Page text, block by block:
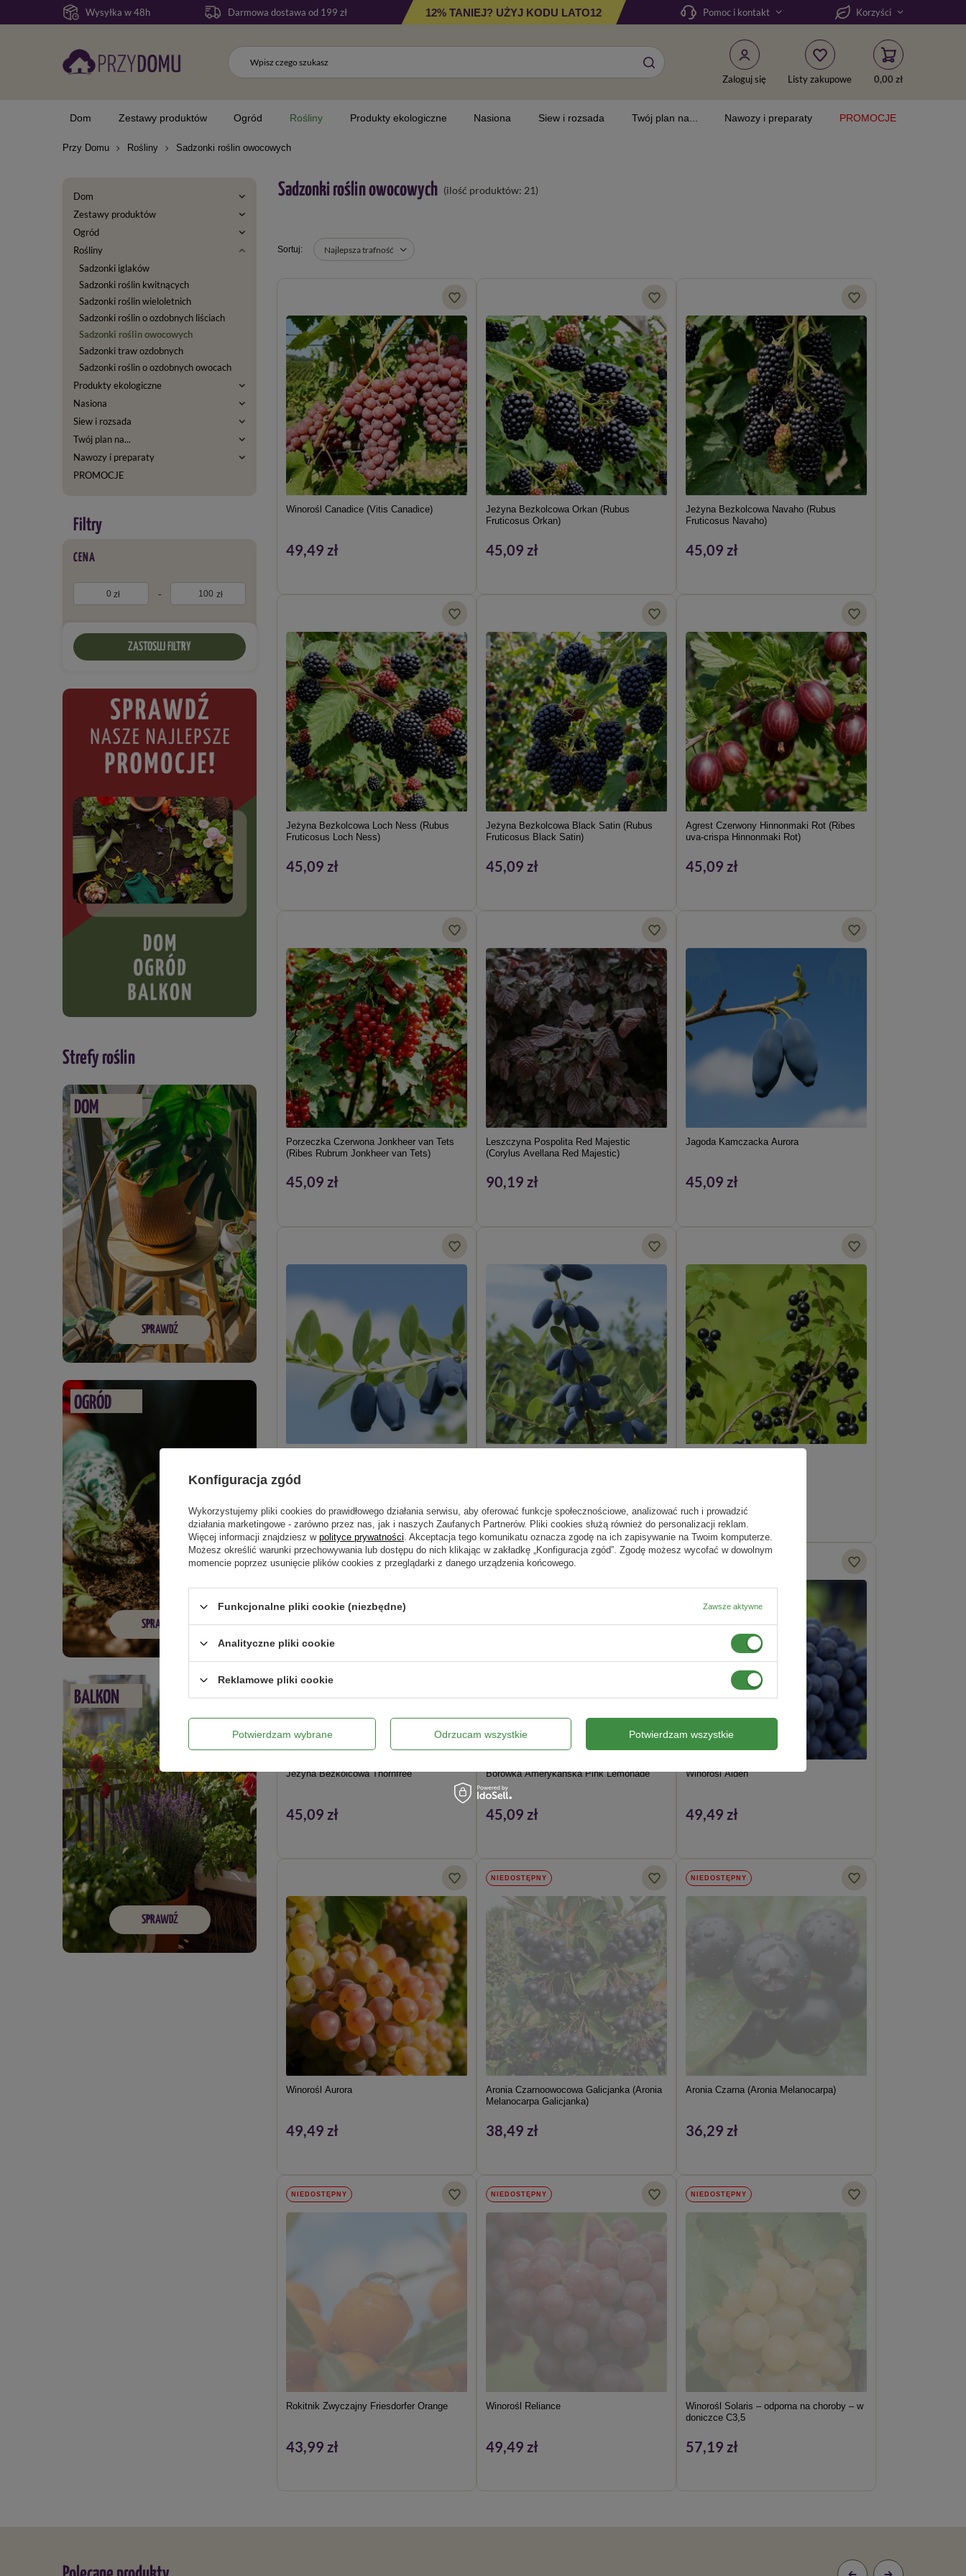
Wysyłka w 48h Darmowa dostawa od 199 zł 12% TANIEJ? UŻYJ KODU LATO12 Pomoc i kontakt Korzyści
Zaloguj się Listy zakupowe 0,00 zł
Dom Zestawy produktów Ogród Rośliny Produkty ekologiczne Nasiona Siew i rozsada Twój plan na... Nawozy i preparaty PROMOCJE
Przy Domu Rośliny Sadzonki roślin owocowych
Dom
Zestawy produktów
Ogród
Rośliny
Sadzonki iglaków
Sadzonki roślin kwitnących
Sadzonki roślin wieloletnich
Sadzonki roślin o ozdobnych liściach
Sadzonki roślin owocowych
Sadzonki traw ozdobnych
Sadzonki roślin o ozdobnych owocach
Produkty ekologiczne
Nasiona
Siew i rozsada
Twój plan na...
Nawozy i preparaty
PROMOCJE
CENA
zł - zł
ZASTOSUJ FILTRY
Strefy roślin
DOM
SPRAWDŹ
OGRÓD
SPRAWDŹ
BALKON
SPRAWDŹ
Sadzonki roślin owocowych (ilość produktów: 21)
Najlepsza trafność
Winorośl Canadice (Vitis Canadice)
49,49 zł
Jeżyna Bezkolcowa Orkan (Rubus
Fruticosus Orkan)
45,09 zł
Jeżyna Bezkolcowa Navaho (Rubus
Fruticosus Navaho)
45,09 zł
Jeżyna Bezkolcowa Loch Ness (Rubus
Fruticosus Loch Ness)
45,09 zł
Jeżyna Bezkolcowa Black Satin (Rubus
Fruticosus Black Satin)
45,09 zł
Agrest Czerwony Hinnonmaki Rot (Ribes
uva-crispa Hinnonmaki Rot)
45,09 zł
Porzeczka Czerwona Jonkheer van Tets
(Ribes Rubrum Jonkheer van Tets)
45,09 zł
Leszczyna Pospolita Red Majestic
(Corylus Avellana Red Majestic)
90,19 zł
Jagoda Kamczacka Aurora
45,09 zł
Jeżyna Bezkolcowa Thornfree
45,09 zł
Borówka Amerykańska Pink Lemonade
45,09 zł
Winorośl Alden
49,49 zł
Winorośl Aurora
49,49 zł
NIEDOSTĘPNY
Aronia Czarnoowocowa Galicjanka (Aronia
Melanocarpa Galicjanka)
38,49 zł
NIEDOSTĘPNY
Aronia Czarna (Aronia Melanocarpa)
36,29 zł
NIEDOSTĘPNY
Rokitnik Zwyczajny Friesdorfer Orange
43,99 zł
NIEDOSTĘPNY
Winorośl Reliance
49,49 zł
NIEDOSTĘPNY
Winorośl Solaris – odporna na choroby – w
doniczce C3,5
57,19 zł
Konfiguracja zgód
Wykorzystujemy pliki cookies do prawidłowego działania serwisu, aby oferować funkcje społecznościowe, analizować ruch i prowadzić
działania marketingowe - zarówno przez nas, jak i naszych Zaufanych Partnerów. Pliki cookies służą również do personalizacji reklam.
Więcej informacji znajdziesz w polityce prywatności. Akceptacja tego komunikatu oznacza zgodę na ich zapisywanie na Twoim komputerze.
Możesz określić warunki przechowywania lub dostępu do nich klikając w zakładkę „Konfiguracja zgód”. Zgodę możesz wycofać w dowolnym
momencie poprzez usunięcie plików cookies z przeglądarki z danego urządzenia końcowego.
Funkcjonalne pliki cookie (niezbędne) Zawsze aktywne
Analityczne pliki cookie
Reklamowe pliki cookie
Potwierdzam wybrane Odrzucam wszystkie Potwierdzam wszystkie